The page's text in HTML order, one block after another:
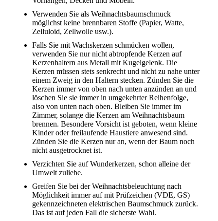
Verwenden Sie als Weihnachtsbaumschmuck
möglichst keine brennbaren Stoffe (Papier, Watte,
Zelluloid, Zellwolle usw.).
Falls Sie mit Wachskerzen schmücken wollen,
verwenden Sie nur nicht abtropfende Kerzen auf
Kerzenhaltern aus Metall mit Kugelgelenk. Die
Kerzen müssen stets senkrecht und nicht zu nahe unter
einem Zweig in den Haltern stecken. Zünden Sie die
Kerzen immer von oben nach unten anzünden an und
löschen Sie sie immer in umgekehrter Reihenfolge,
also von unten nach oben. Bleiben Sie immer im
Zimmer, solange die Kerzen am Weihnachtsbaum
brennen. Besondere Vorsicht ist geboten, wenn kleine
Kinder oder freilaufende Haustiere anwesend sind.
Zünden Sie die Kerzen nur an, wenn der Baum noch
nicht ausgetrocknet ist.
Verzichten Sie auf Wunderkerzen, schon alleine der
Umwelt zuliebe.
Greifen Sie bei der Weihnachtsbeleuchtung nach
Möglichkeit immer auf mit Prüfzeichen (VDE, GS)
gekennzeichneten elektrischen Baumschmuck zurück.
Das ist auf jeden Fall die sicherste Wahl.